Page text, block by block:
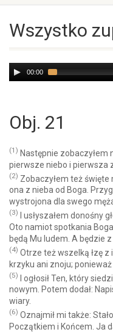
Wszystko
Audio
Player
00:00
Obj. 21
(1) Następnie zobaczyłem
pierwsze niebo i pierwsza
(2) Zobaczyłem też
ona z nieba od Boga.
wystrojona dla swego
(3)
I usłyszałem donośny
Oto namiot spotkania
będą Mu ludem. A będzie
(4) Otrze też wszelką łzę z
krzyku ani znoju;
(5) I ogłosił Ten, który
nowym. Potem dodał:
wiary.
(6) Oznajmił mi także:
Początkiem i Końcem. Ja